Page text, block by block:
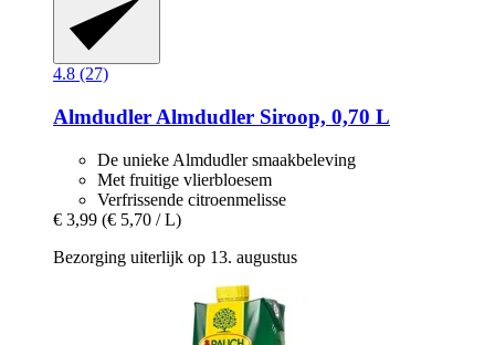
4.8 (27)
Almdudler Almdudler Siroop, 0,70 L
De unieke Almdudler smaakbeleving
Met fruitige vlierbloesem
Verfrissende citroenmelisse
€ 3,99 (€ 5,70 / L)
Bezorging uiterlijk op 13. augustus